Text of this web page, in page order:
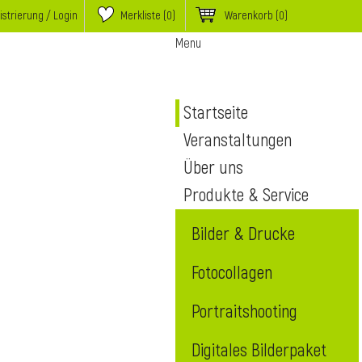
/ Login Merkliste (0) Warenkorb (0)
Menu
Startseite
Veranstaltungen
Über uns
Produkte & Service
Bilder & Drucke
Fotocollagen
Portraitshooting
Digitales Bilderpaket